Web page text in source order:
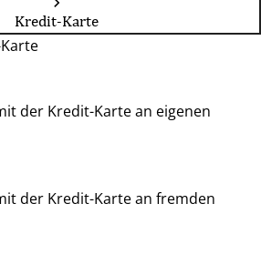
Kredit-Karte
der Kredit-Karte an eigenen
der Kredit-Karte an fremden